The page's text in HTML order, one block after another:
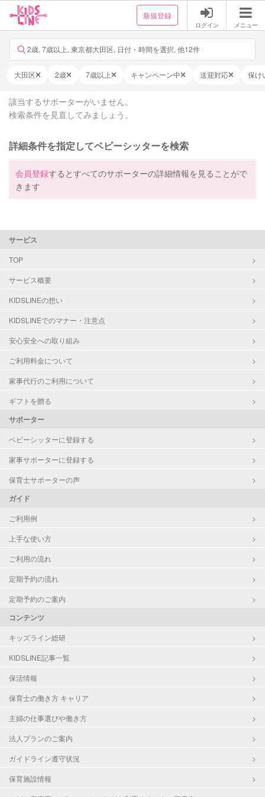
新規登録
ログイン メニュー
2歳, 7歳以上, 東京都大田区, 日付・時間を選択, 他12件
大田区 2歳 7歳以上 キャンペーン中 送迎対応 保け
該当するサポーターがいません。
検索条件を見直してみましょう。
詳細条件を指定してベビーシッターを検索
会員登録するとすべてのサポーターの詳細情報を見ることがで
きます
サービス
TOP
サービス概要
KIDSLINEの想い
KIDSLINEでのマナー・注意点
安心安全への取り組み
ご利用料金について
家事代行のご利用について
ギフトを贈る
サポーター
ベビーシッターに登録する
家事サポーターに登録する
保育士サポーターの声
ガイド
ご利用例
上手な使い方
ご利用の流れ
定期予約の流れ
定期予約のご案内
コンテンツ
キッズライン総研
KIDSLINE記事一覧
保活情報
保育士の働き方 キャリア
主婦の仕事選びや働き方
法人プランのご案内
ガイドライン遵守状況
保育施設情報